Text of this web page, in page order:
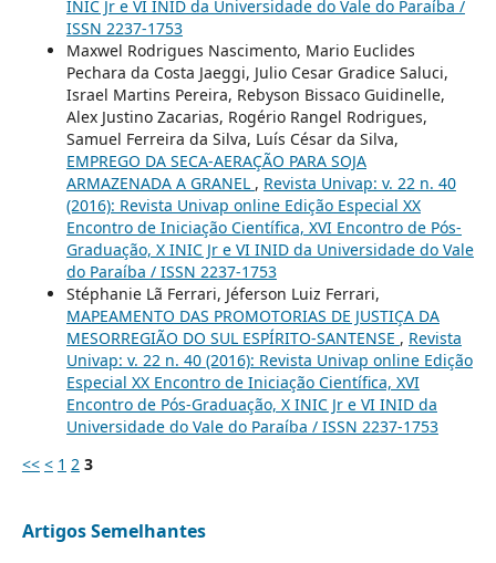
INIC Jr e VI INID da Universidade do Vale do Paraíba /
ISSN 2237-1753
Maxwel Rodrigues Nascimento, Mario Euclides
Pechara da Costa Jaeggi, Julio Cesar Gradice Saluci,
Israel Martins Pereira, Rebyson Bissaco Guidinelle,
Alex Justino Zacarias, Rogério Rangel Rodrigues,
Samuel Ferreira da Silva, Luís César da Silva,
EMPREGO DA SECA-AERAÇÃO PARA SOJA
ARMAZENADA A GRANEL , Revista Univap: v. 22 n. 40
(2016): Revista Univap online Edição Especial XX
Encontro de Iniciação Científica, XVI Encontro de Pós-
Graduação, X INIC Jr e VI INID da Universidade do Vale
do Paraíba / ISSN 2237-1753
Stéphanie Lã Ferrari, Jéferson Luiz Ferrari,
MAPEAMENTO DAS PROMOTORIAS DE JUSTIÇA DA
MESORREGIÃO DO SUL ESPÍRITO-SANTENSE , Revista
Univap: v. 22 n. 40 (2016): Revista Univap online Edição
Especial XX Encontro de Iniciação Científica, XVI
Encontro de Pós-Graduação, X INIC Jr e VI INID da
Universidade do Vale do Paraíba / ISSN 2237-1753
<< < 1 2 3
Artigos Semelhantes